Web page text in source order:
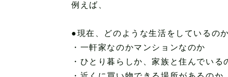
例えば、
●現在、どのような生活をしているの
・一軒家なのかマンションなのか
・ひとり暮らしか、家族と住んでいる